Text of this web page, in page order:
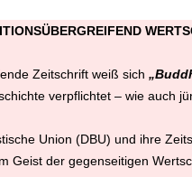
Zeitschrift weiß sich
verpflichtet – wie auch
Union (DBU) und ihre
Geist der gegenseitigen